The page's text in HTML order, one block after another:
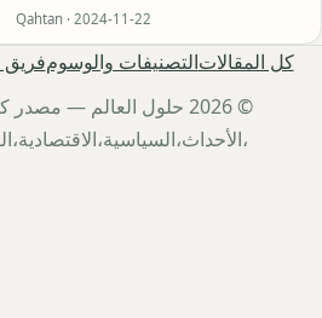
Qahtan · 2024-11-22
كل المقالاتالتصنيفات والوسومفريق
© 2026 حلول العالم —